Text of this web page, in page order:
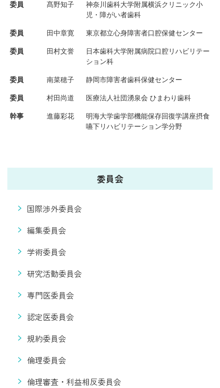
委員 髙野知子
神奈川歯科大学附属横浜クリニック小
児・障がい者歯科
委員 田中章寛 東京都立心身障害者口腔保健センター
委員 田村文誉
日本歯科大学附属病院口腔リハビリテー
ション科
委員 南菜穂子 静岡市障害者歯科保健センター
委員 村田尚道 医療法人社団湧泉会 ひまわり歯科
幹事 進藤彩花
明海大学歯学部機能保存回復学講座摂食
嚥下リハビリテーション学分野
委員会
国際渉外委員会
編集委員会
学術委員会
研究活動委員会
専門医委員会
認定医委員会
規約委員会
倫理委員会
倫理審査・利益相反委員会